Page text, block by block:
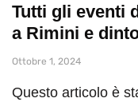
Tutti gli eventi
a Rimini e
Ottobre 1, 2024
Questo articolo è